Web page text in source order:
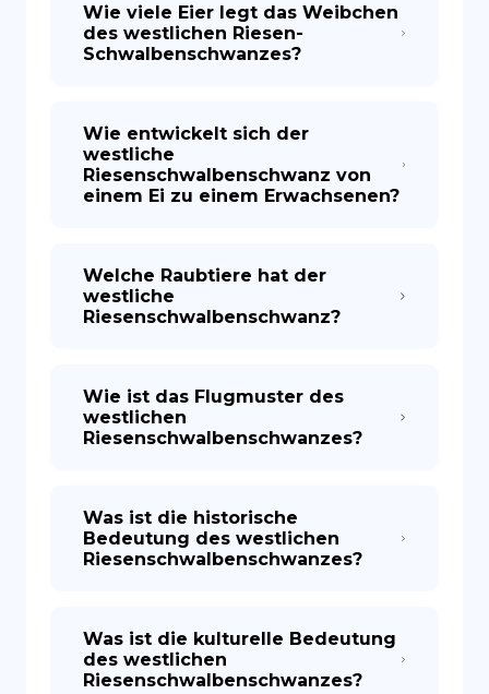
Wie viele Eier legt das Weibchen
des westlichen Riesen-
Schwalbenschwanzes?
Wie entwickelt sich der
westliche
Riesenschwalbenschwanz von
einem Ei zu einem Erwachsenen?
Welche Raubtiere hat der
westliche
Riesenschwalbenschwanz?
Wie ist das Flugmuster des
westlichen
Riesenschwalbenschwanzes?
Was ist die historische
Bedeutung des westlichen
Riesenschwalbenschwanzes?
Was ist die kulturelle Bedeutung
des westlichen
Riesenschwalbenschwanzes?